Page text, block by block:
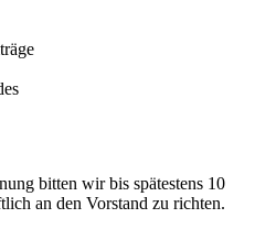
bitten wir bis spätestens 10
an den Vorstand zu richten.